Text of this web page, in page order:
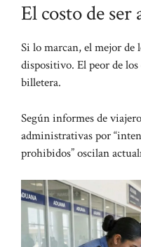
El costo de ser
Si lo marcan, el mejor de
dispositivo. El peor de
billetera.
Según informes de
administrativas por
prohibidos” oscilan